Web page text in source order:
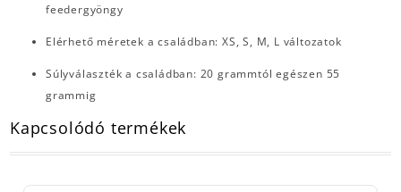
feedergyöngy
Elérhető méretek a családban: XS, S, M, L változatok
Súlyválaszték a családban: 20 grammtól egészen 55
grammig
Kapcsolódó termékek